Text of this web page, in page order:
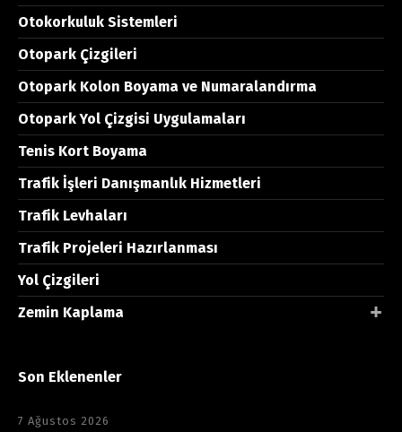
Otokorkuluk Sistemleri
Otopark Çizgileri
Otopark Kolon Boyama ve Numaralandırma
Otopark Yol Çizgisi Uygulamaları
Tenis Kort Boyama
Trafik İşleri Danışmanlık Hizmetleri
Trafik Levhaları
Trafik Projeleri Hazırlanması
Yol Çizgileri
Zemin Kaplama
Son Eklenenler
7 Ağustos 2026